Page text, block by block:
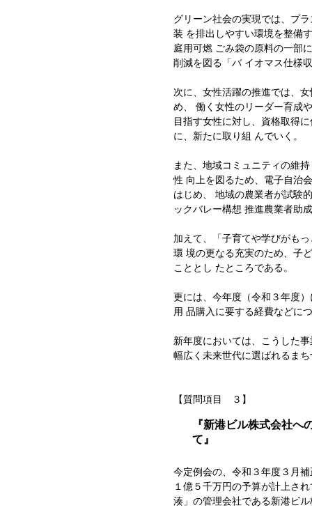
グリーン社会の実現では、プ
装 を排出しやすい環境を整備
庭用可燃 ごみ袋の原料の一部
削減を図る「バ イオマス仕様
次に、女性活躍の推進では、
め、 働く女性のリーダー育成
目指す女性に対し、資格取得
に、新たに取り組 んでいく。
また、地域コミュニティの維
性 向上を図るため、電子自治
はじめ、 地域の農業者が試験
ックバレー構想 推進農業者助
加えて、「子育てや学びがも
環 境の更なる充実のため、子
こととし たところである。
更には、今年度（令和３年度
用 品購入に要する経費などに
新年度においては、こうした
幅広く未来世代に選ばれるま
【質問項目 ３】
『新港ビル株式会社へ
今定例会の、令和３年度３月
１億５千万円の予算が計上さ
湊」の管理会社である新港ビ